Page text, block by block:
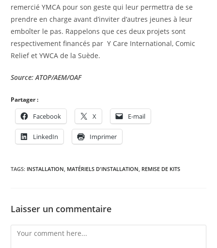
remercié YMCA pour son geste qui leur permettra de se
prendre en charge avant d’inviter d’autres jeunes à leur
emboîter le pas. Rappelons que ces deux projets sont
respectivement financés par Y Care International, Comic
Relief et YWCA de la Suède.
Source: ATOP/AEM/OAF
Partager :
Facebook X E-mail
LinkedIn Imprimer
TAGS: INSTALLATION, MATÉRIELS D'INSTALLATION, REMISE DE KITS
Laisser un commentaire